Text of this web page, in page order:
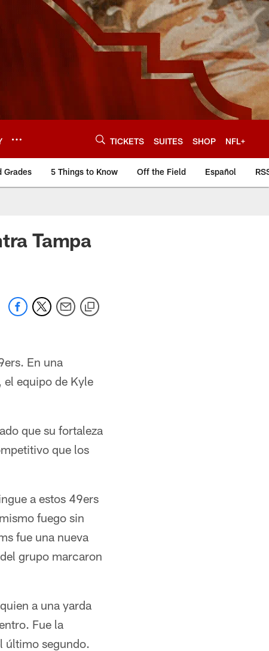
TICKETS SUITES SHOP NFL+
Grades 5 Things to Know Off the Field Español
Tampa
En una
equipo de Kyle
que su fortaleza
que los
a estos 49ers
fuego sin
fue una nueva
grupo marcaron
a una yarda
Fue la
último segundo.